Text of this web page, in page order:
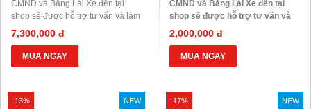
CMND và Bằng Lái Xe đến tại
shop sẽ được hỗ trợ tư vấn và làm
thủ tục ngay tại Shop.
7,300,000 đ
MUA NGAY
CMND và Bằng Lái Xe đến tại
shop sẽ được hỗ trợ tư vấn và
làm thủ tục ngay tại Shop.
2,000,000 đ
MUA NGAY
-13% NEW -17% NEW